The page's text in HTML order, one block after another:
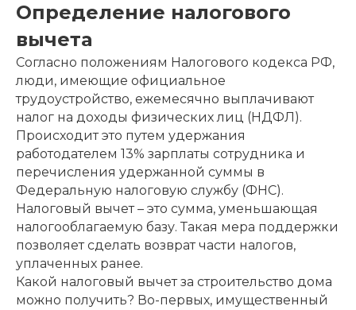
Определение налогового
вычета
Согласно положениям Налогового кодекса РФ,
люди, имеющие официальное
трудоустройство, ежемесячно выплачивают
налог на доходы физических лиц (НДФЛ).
Происходит это путем удержания
работодателем 13% зарплаты сотрудника и
перечисления удержанной суммы в
Федеральную налоговую службу (ФНС).
Налоговый вычет – это сумма, уменьшающая
налогооблагаемую базу. Такая мера поддержки
позволяет сделать возврат части налогов,
уплаченных ранее.
Какой налоговый вычет за строительство дома
можно получить? Во-первых, имущественный